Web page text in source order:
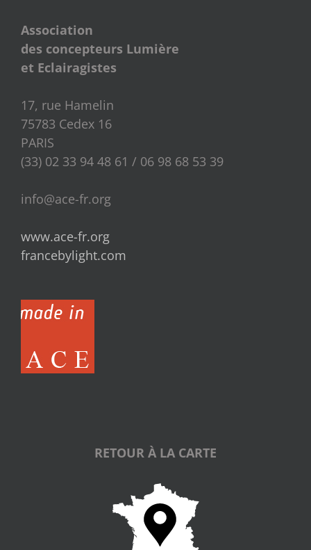
Association
des concepteurs Lumière
et Eclairagistes
17, rue Hamelin
75783 Cedex 16
PARIS
(33) 02 33 94 48 61 / 06 98 68 53 39
info@ace-fr.org
www.ace-fr.org
francebylight.com
RETOUR À LA CARTE